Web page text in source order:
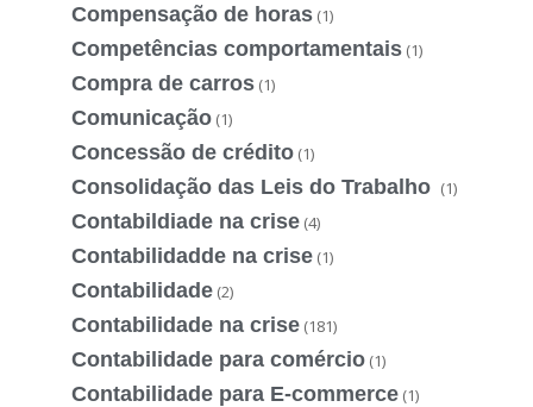
Compensação de horas (1)
Competências comportamentais (1)
Compra de carros (1)
Comunicação (1)
Concessão de crédito (1)
Consolidação das Leis do Trabalho (1)
Contabildiade na crise (4)
Contabilidadde na crise (1)
Contabilidade (2)
Contabilidade na crise (181)
Contabilidade para comércio (1)
Contabilidade para E-commerce (1)